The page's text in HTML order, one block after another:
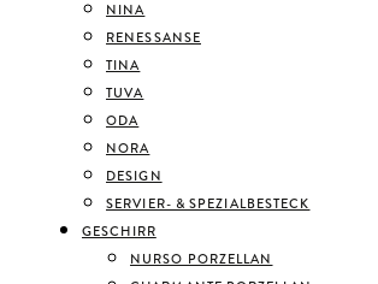
NINA
RENESSANSE
TINA
TUVA
ODA
NORA
DESIGN
SERVIER- & SPEZIALBESTECK
GESCHIRR
NURSO PORZELLAN